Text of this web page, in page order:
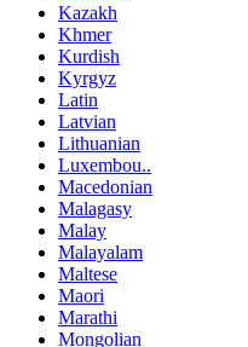
Kazakh
Khmer
Kurdish
Kyrgyz
Latin
Latvian
Lithuanian
Luxembou..
Macedonian
Malagasy
Malay
Malayalam
Maltese
Maori
Marathi
Mongolian